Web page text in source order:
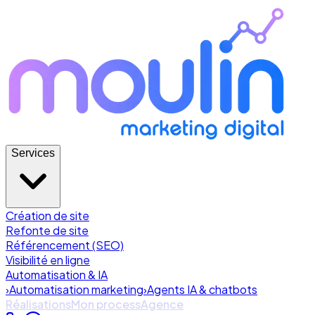
Services
Création de site
Refonte de site
Référencement (SEO)
Visibilité en ligne
Automatisation & IA
›Automatisation marketing›Agents IA & chatbots
RéalisationsMon processAgence